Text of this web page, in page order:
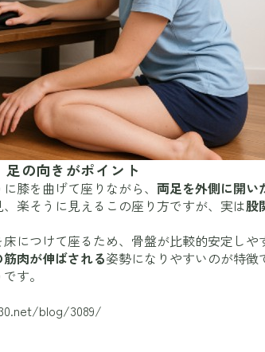
の向きがポイント
膝を曲げて座りながら、 両足を外側に開い
楽そうに見えるこの座り方ですが、実は股
につけて座るため、骨盤が比較的安定し
肉が伸ばされる姿勢になりやすいのが特徴
す。
blog/3089/